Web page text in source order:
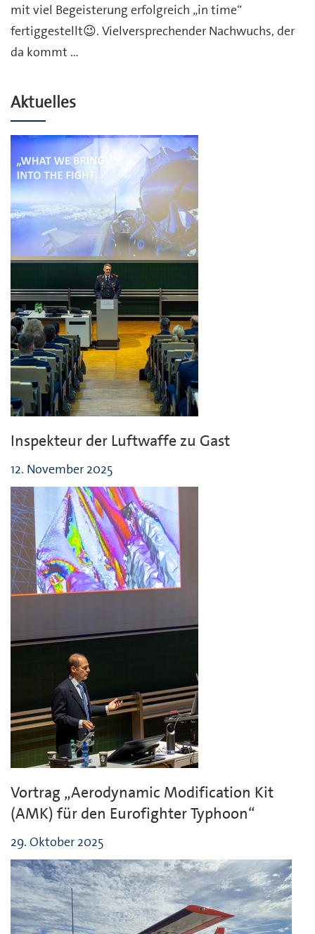
mit viel Begeisterung erfolgreich „in time“
fertiggestellt😉. Vielversprechender Nachwuchs, der
da kommt …
Aktuelles
Inspekteur der Luftwaffe zu Gast
12. November 2025
Vortrag „Aerodynamic Modification Kit
(AMK) für den Eurofighter Typhoon“
29. Oktober 2025